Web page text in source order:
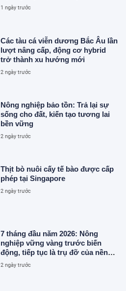
1 ngày trước
Các tàu cá viễn dương Bắc Âu lần
lượt nâng cấp, động cơ hybrid
trở thành xu hướng mới
2 ngày trước
Nông nghiệp bảo tồn: Trả lại sự
sống cho đất, kiến tạo tương lai
bền vững
2 ngày trước
Thịt bò nuôi cấy tế bào được cấp
phép tại Singapore
2 ngày trước
7 tháng đầu năm 2026: Nông
nghiệp vững vàng trước biến
động, tiếp tục là trụ đỡ của nền
kinh tế
2 ngày trước